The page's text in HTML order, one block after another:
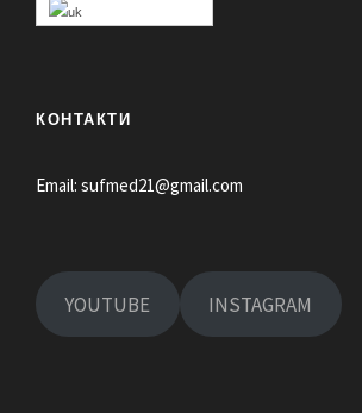
КОНТАКТИ
Email: sufmed21@gmail.com
YOUTUBE INSTAGRAM